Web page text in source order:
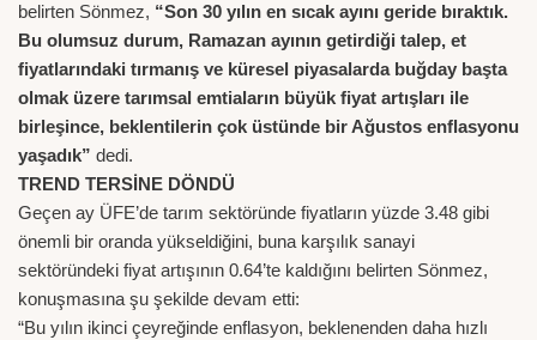
belirten Sönmez, “Son 30 yılın en sıcak ayını geride bıraktık.
Bu olumsuz durum, Ramazan ayının getirdiği talep, et
fiyatlarındaki tırmanış ve küresel piyasalarda buğday başta
olmak üzere tarımsal emtiaların büyük fiyat artışları ile
birleşince, beklentilerin çok üstünde bir Ağustos enflasyonu
yaşadık” dedi.
TREND TERSİNE DÖNDÜ
Geçen ay ÜFE’de tarım sektöründe fiyatların yüzde 3.48 gibi
önemli bir oranda yükseldiğini, buna karşılık sanayi
sektöründeki fiyat artışının 0.64’te kaldığını belirten Sönmez,
konuşmasına şu şekilde devam etti:
“Bu yılın ikinci çeyreğinde enflasyon, beklenenden daha hızlı